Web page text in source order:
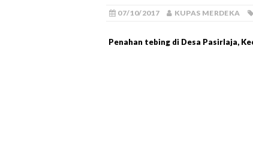
07/10/2017 KUPAS MERDEKA
Penahan tebing di Desa Pasirlaja,